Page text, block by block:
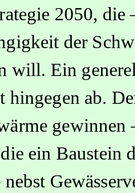
2050,
der
will. Ein
hingegen ab.
gewinnen
die ein Baustein